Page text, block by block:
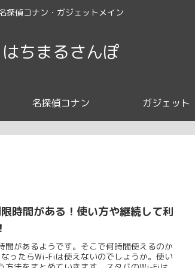
探偵コナン・ガジェットメイン
はちまるさんぽ
名探偵コナン ガジェット
時間がある！使い方や継続して利
間があるようです。そこで何時間使えるのか
ったらWi-Fiは使えないのでしょうか。使い